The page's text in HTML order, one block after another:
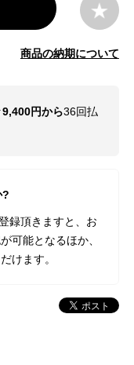
商品の納期について
円から36回払
?
録頂きますと、お
可能となるほか、
けます。